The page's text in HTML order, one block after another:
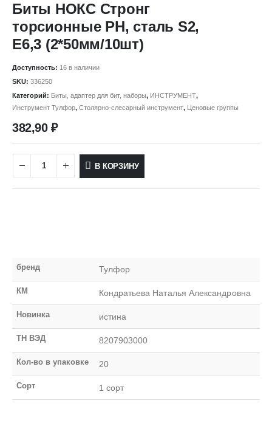
Биты НОКС Стронг
торсионные PH, сталь S2,
Е6,3 (2*50мм/10шт)
Доступность: 16 в наличии
SKU: 336250
Категорий: Биты, адаптер для бит, наборы, ИНСТРУМЕНТ,
Инструмент Тулфор, Столярно-слесарный инструмент, Ценовые группы
382,90₽
В КОРЗИНУ
бренд Тулфор
КМ Кондратьева Наталья Александровна
Новинка истина
ТН ВЭД 8207903000
Кол-во в упаковке 20
Сорт 1 сорт